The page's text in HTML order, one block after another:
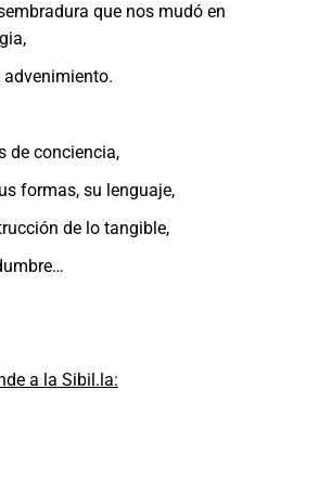
que nos mudó en
advenimiento.
de conciencia,
formas, su lenguaje,
de lo tangible,
a la Sibil.la: